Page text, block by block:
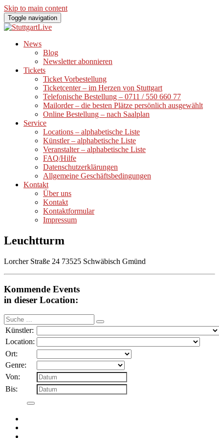
Skip to main content
Toggle navigation
News
Blog
Newsletter abonnieren
Tickets
Ticket Vorbestellung
Ticketcenter – im Herzen von Stuttgart
Telefonische Bestellung – 0711 / 550 660 77
Mailorder – die besten Plätze persönlich ausgewählt
Online Bestellung – nach Saalplan
Service
Locations – alphabetische Liste
Künstler – alphabetische Liste
Veranstalter – alphabetische Liste
FAQ/Hilfe
Datenschutzerklärungen
Allgemeine Geschäftsbedingungen
Kontakt
Über uns
Kontakt
Kontaktformular
Impressum
Leuchtturm
Lorcher Straße 24 73525 Schwäbisch Gmünd
Kommende Events
in dieser Location:
Suche
nach:
Künstler:
Location:
Ort:
Genre:
Von:
Bis: